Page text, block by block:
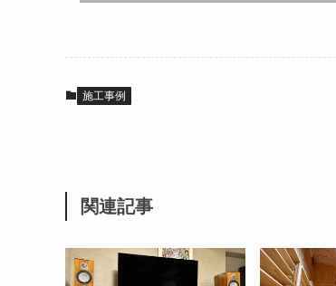
施工事例
関連記事